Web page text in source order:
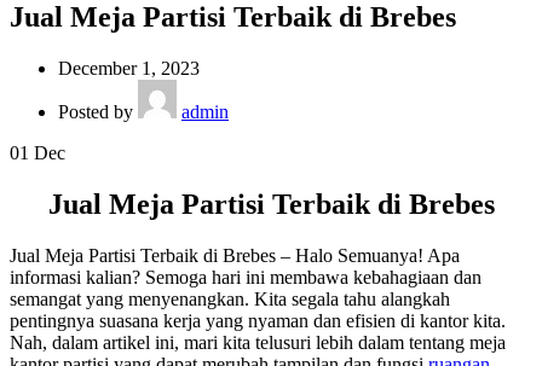
Jual Meja Partisi Terbaik di Brebes
December 1, 2023
Posted by
admin
01 Dec
Jual Meja Partisi Terbaik di Brebes
Jual Meja Partisi Terbaik di Brebes – Halo Semuanya! Apa
informasi kalian? Semoga hari ini membawa kebahagiaan dan
semangat yang menyenangkan. Kita segala tahu alangkah
pentingnya suasana kerja yang nyaman dan efisien di kantor kita.
Nah, dalam artikel ini, mari kita telusuri lebih dalam tentang meja